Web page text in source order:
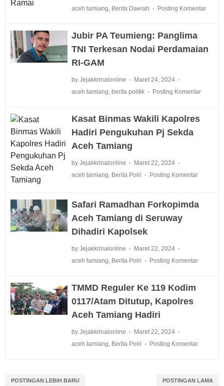
aceh tamiang Berita Daerah Posting Komentar
Jubir PA Teumieng: Panglima
TNI Terkesan Nodai Perdamaian
RI-GAM
by Jejakkrinalonline
Maret 24, 2024
aceh tamiang berita politik Posting Komentar
Kasat Binmas Wakili Kapolres
Hadiri Pengukuhan Pj Sekda
Aceh Tamiang
by Jejakkrinalonline
Maret 22, 2024
aceh tamiang Berita Polri Posting Komentar
Safari Ramadhan Forkopimda
Aceh Tamiang di Seruway
Dihadiri Kapolsek
by Jejakkrinalonline
Maret 22, 2024
aceh tamiang Berita Polri Posting Komentar
TMMD Reguler Ke 119 Kodim
0117/Atam Ditutup, Kapolres
Aceh Tamiang Hadiri
by Jejakkrinalonline
Maret 22, 2024
aceh tamiang Berita Polri Posting Komentar
POSTINGAN LEBIH BARU POSTINGAN LAMA